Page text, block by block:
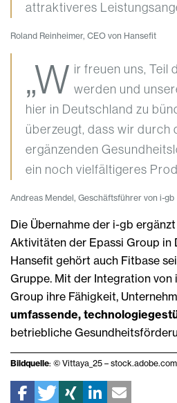
attraktiveres
Roland Reinheimer, CEO von Hansefit
„W ir freuen uns, Teil
werden und
hier in Deutschland zu
überzeugt, dass wir durch
ergänzenden
ein noch vielfältigeres
Andreas Mendel, Geschäftsführer von i-gb
Die Übernahme der i-gb
Aktivitäten der Epassi Group in
Hansefit gehört auch Fitbase
Gruppe. Mit der Integration
Group ihre Fähigkeit,
umfassende,
betriebliche
Bildquelle: © Vittaya_25 – stock.adobe.com